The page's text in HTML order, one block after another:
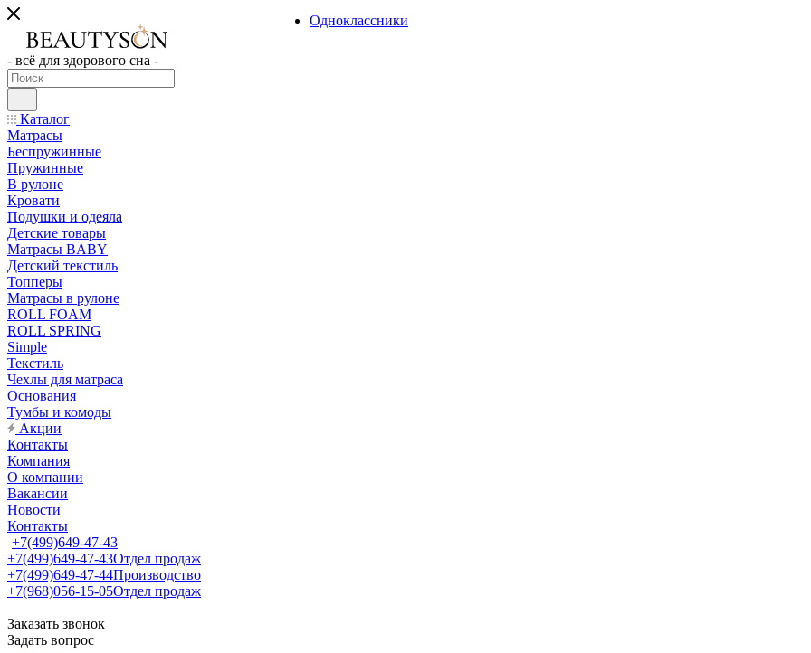
- всё для здорового сна -
Каталог
Матрасы
Беспружинные
Пружинные
В рулоне
Кровати
Подушки и одеяла
Детские товары
Матрасы BABY
Детский текстиль
Топперы
Матрасы в рулоне
ROLL FOAM
ROLL SPRING
Simple
Текстиль
Чехлы для матраса
Основания
Тумбы и комоды
Акции
Контакты
Компания
О компании
Вакансии
Новости
Контакты
+7(499)649-47-43
+7(499)649-47-43Отдел продаж
+7(499)649-47-44Производство
+7(968)056-15-05Отдел продаж
Заказать звонок
Задать вопрос
Одноклассники